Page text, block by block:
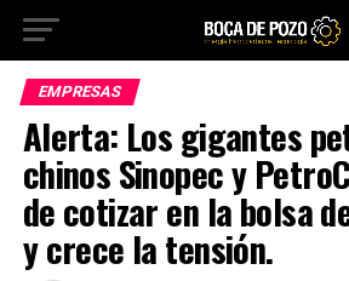
EMPRESAS
Alerta: Los gigantes
chinos Sinopec y
de cotizar en la bolsa
y crece la tensión.